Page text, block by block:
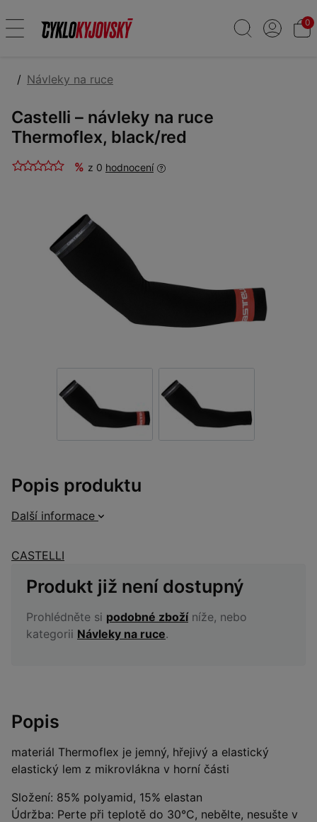
0
Návleky na ruce
Castelli – návleky na ruce
Thermoflex, black/red
% z 0 hodnocení
Popis produktu
Další informace
CASTELLI
Produkt již není dostupný
Prohlédněte si podobné zbožíníže, nebo
kategorii Návleky na ruce.
Popis
materiál Thermoflex je jemný, hřejivý a elastický
elastický lem z mikrovlákna v horní části
Složení: 85% polyamid, 15% elastan
Údržba: Perte při teplotě do 30°C, nebělte, nesušte v